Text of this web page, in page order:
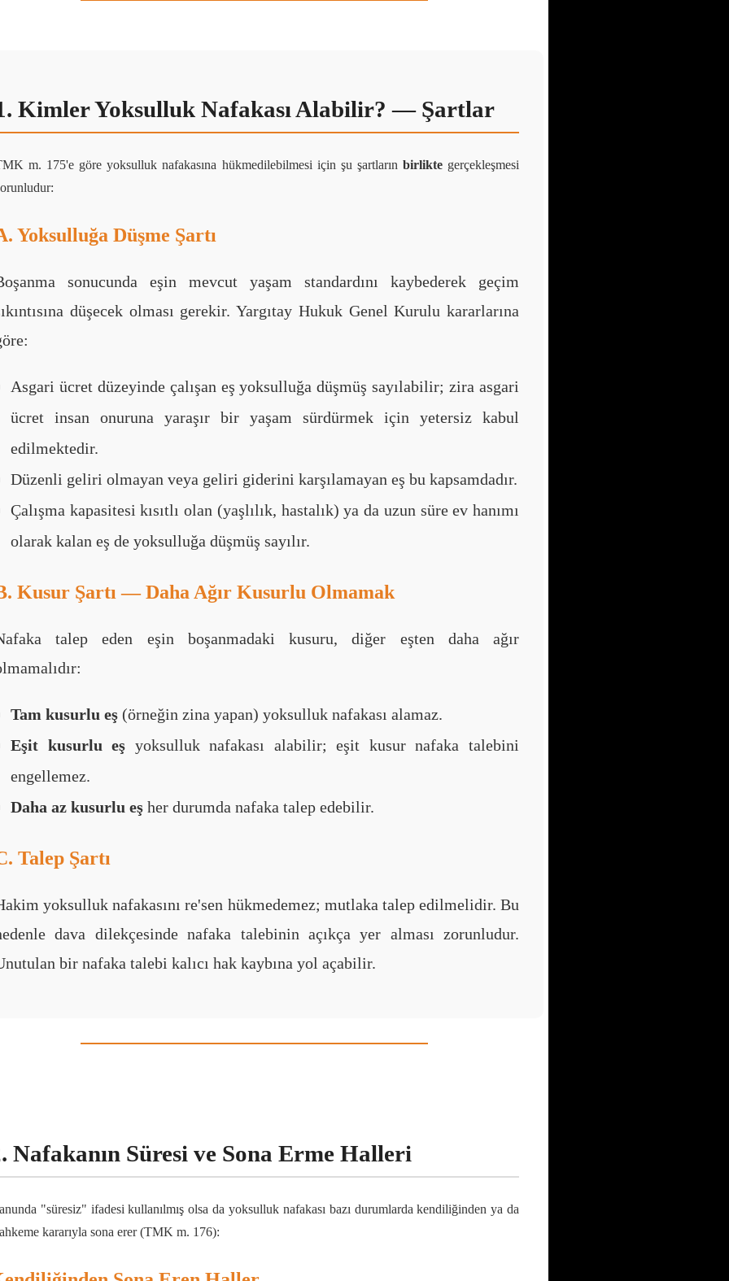
Kimler Yoksulluk Nafakası Alabilir? — Şartlar
m. 175'e göre yoksulluk nafakasına hükmedilebilmesi için şu şartların birliktegerçekleşmesi
Yoksulluğa Düşme Şartı
sonucunda eşin mevcut yaşam standardını kaybederek geçim
düşecek olması gerekir. Yargıtay Hukuk Genel Kurulu kararlarına
Asgari ücret düzeyinde çalışan eş yoksulluğa düşmüş sayılabilir; zira asgari
ücret insan onuruna yaraşır bir yaşam sürdürmek için yetersiz kabul
edilmektedir.
Düzenli geliri olmayan veya geliri giderini karşılamayan eş bu kapsamdadır.
Çalışma kapasitesi kısıtlı olan (yaşlılık, hastalık) ya da uzun süre ev hanımı
olarak kalan eş de yoksulluğa düşmüş sayılır.
Kusur Şartı — Daha Ağır Kusurlu Olmamak
talep eden eşin boşanmadaki kusuru, diğer eşten daha ağır
Tam kusurlu eş (örneğin zina yapan) yoksulluk nafakası alamaz.
Eşit kusurlu eş yoksulluk nafakası alabilir; eşit kusur nafaka talebini
engellemez.
Daha az kusurlu eş her durumda nafaka talep edebilir.
Talep Şartı
yoksulluk nafakasını re'sen hükmedemez; mutlaka talep edilmelidir. Bu
dava dilekçesinde nafaka talebinin açıkça yer alması zorunludur.
bir nafaka talebi kalıcı hak kaybına yol açabilir.
Nafakanın Süresi ve Sona Erme Halleri
"süresiz" ifadesi kullanılmış olsa da yoksulluk nafakası bazı durumlarda kendiliğinden ya da
kararıyla sona erer (TMK m. 176):